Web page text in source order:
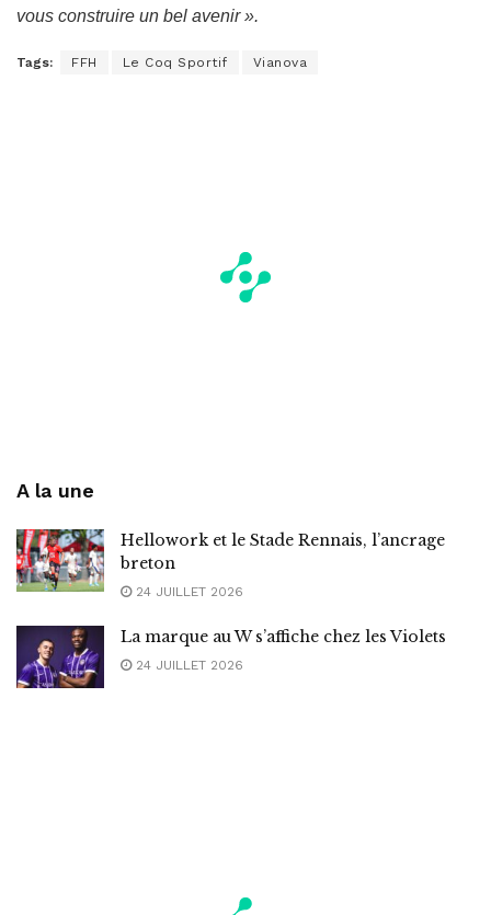
vous construire un bel avenir ».
Tags: FFH Le Coq Sportif Vianova
A la une
Hellowork et le Stade Rennais, l’ancrage
breton
24 JUILLET 2026
La marque au W s’affiche chez les Violets
24 JUILLET 2026